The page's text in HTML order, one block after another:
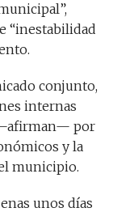
“inestabilidad
conjunto,
internas
—afirman— por
y la
municipio.
unos días